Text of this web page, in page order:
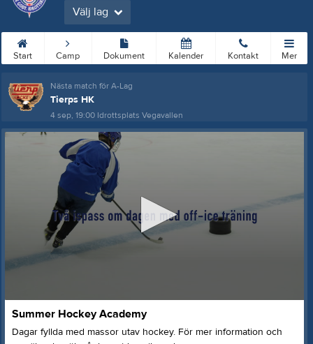
Välj lag
Start Camp Dokument Kalender Kontakt Mer
Nästa match för A-Lag
Tierps HK
4 sep, 19:00 Idrottsplats Vegavallen
seconds
of
47
Summer Hockey Academy
Dagar fyllda med massor utav hockey. För mer information och